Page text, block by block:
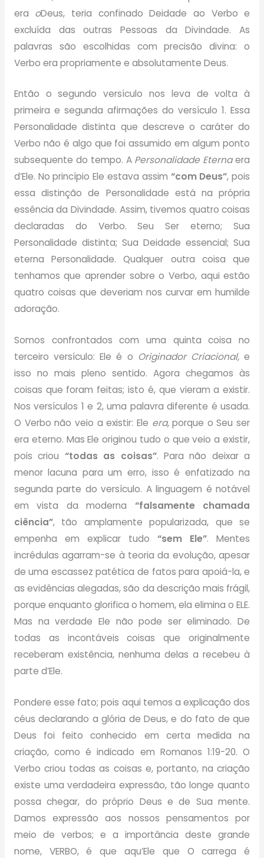
era oDeus, teria confinado Deidade ao Verbo e
excluída das outras Pessoas da Divindade. As
palavras são escolhidas com precisão divina: o
Verbo era propriamente e absolutamente Deus.
Então o segundo versículo nos leva de volta à
primeira e segunda afirmações do versículo 1. Essa
Personalidade distinta que descreve o caráter do
Verbo não é algo que foi assumido em algum ponto
subsequente do tempo. A Personalidade Eternaera
d’Ele. No princípio Ele estava assim “com Deus”, pois
essa distinção de Personalidade está na própria
essência da Divindade. Assim, tivemos quatro coisas
declaradas do Verbo. Seu Ser eterno; Sua
Personalidade distinta; Sua Deidade essencial; Sua
eterna Personalidade. Qualquer outra coisa que
tenhamos que aprender sobre o Verbo, aqui estão
quatro coisas que deveriam nos curvar em humilde
adoração.
Somos confrontados com uma quinta coisa no
terceiro versículo: Ele é o Originador Criacional,e
isso no mais pleno sentido. Agora chegamos às
coisas que foram feitas; isto é, que vieram a existir.
Nos versículos 1 e 2, uma palavra diferente é usada.
O Verbo não veio a existir: Ele era,porque o Seu ser
era eterno. Mas Ele originou tudo o que veio a existir,
pois criou “todas as coisas”. Para não deixar a
menor lacuna para um erro, isso é enfatizado na
segunda parte do versículo. A linguagem é notável
em vista da moderna “falsamente chamada
ciência”, tão amplamente popularizada, que se
empenha em explicar tudo“sem Ele”. Mentes
incrédulas agarram-se à teoria da evolução, apesar
de uma escassez patética de fatos para apoiá-la, e
as evidências alegadas, são da descrição mais frágil,
porque enquanto glorifica o homem, ela elimina o ELE.
Mas na verdade Ele não pode ser eliminado. De
todas as incontáveis coisas que originalmente
receberam existência, nenhuma delas a recebeu à
parte d’Ele.
Pondere esse fato; pois aqui temos a explicação dos
céus declarando a glória de Deus, e do fato de que
Deus foi feito conhecido em certa medida na
criação, como é indicado em Romanos 1:19-20. O
Verbo criou todas as coisas e, portanto, na criação
existe uma verdadeira expressão, tão longe quanto
possa chegar, do próprio Deus e de Sua mente.
Damos expressão aos nossos pensamentos por
meio de verbos; e a importância deste grande
nome, VERBO, é que aqu’Ele que O carrega é